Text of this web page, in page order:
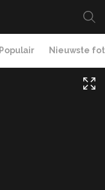
Populair Nieuwste